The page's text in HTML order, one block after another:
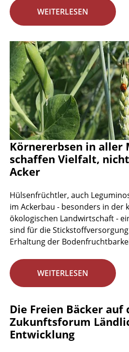
WEITERLESEN
Körnererbsen in aller
schaffen Vielfalt,
Acker
Hülsenfrüchtler, auch
im Ackerbau - besonders in der
ökologischen Landwirtschaft -
sind für die
Erhaltung der
WEITERLESEN
Die Freien Bäcker auf
Zukunftsforum
Entwicklung